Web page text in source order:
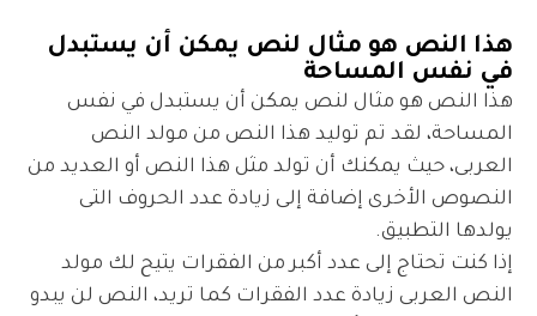
هذا النص هو مثال لنص يمكن أن يستبدل
في نفس المساحة
هذا النص هو مثال لنص يمكن أن يستبدل في نفس
المساحة، لقد تم توليد هذا النص من مولد النص
العربى، حيث يمكنك أن تولد مثل هذا النص أو العديد من
النصوص الأخرى إضافة إلى زيادة عدد الحروف التى
يولدها التطبيق.
إذا كنت تحتاج إلى عدد أكبر من الفقرات يتيح لك مولد
النص العربى زيادة عدد الفقرات كما تريد، النص لن يبدو